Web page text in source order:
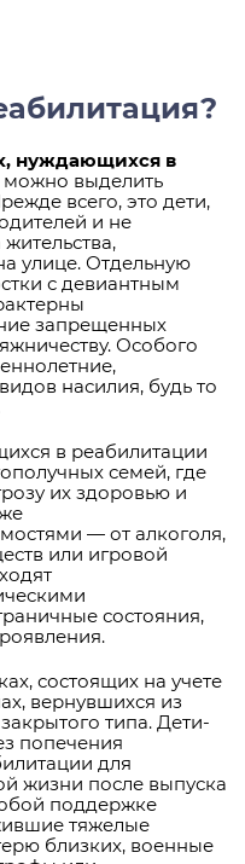
нуждающихся в
можно выделить
всего, это дети,
и не
улице. Отдельную
с девиантным
запрещенных
Особого
насилия, будь то
в реабилитации
семей, где
их здоровью и
— от алкоголя,
или игровой
состояния,
состоящих на учете
вернувшихся из
типа. Дети-
попечения
для
жизни после выпуска
поддержке
тяжелые
близких, военные